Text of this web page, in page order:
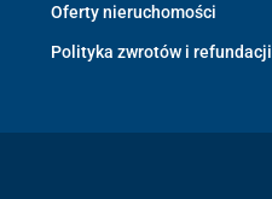
Oferty nieruchomości
Polityka zwrotów i refundacji